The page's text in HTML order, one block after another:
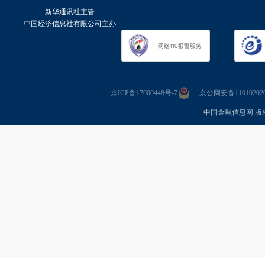
新华通讯社主管
中国经济信息社有限公司主办
京ICP备17000448号-7 京公网安备
中国金融信息网 版